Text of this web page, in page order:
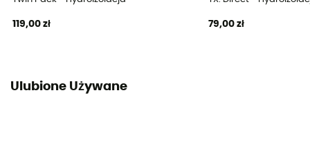
119,00 zł 79,00 zł
Ulubione Używane